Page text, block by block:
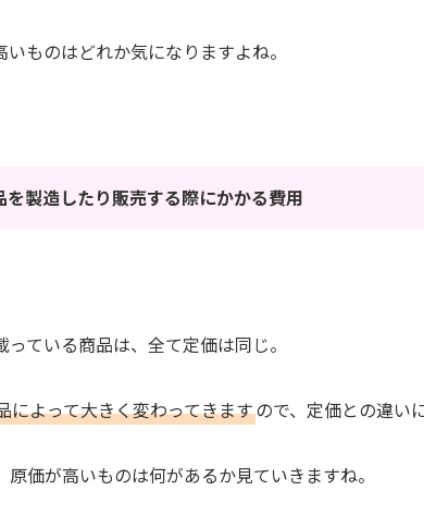
ものはどれか気になりますよね。
を製造したり販売する際にかかる費用
ている商品は、全て定価は同じ。
によって大きく変わってきますので、定価との違い
原価が高いものは何があるか見ていきますね。